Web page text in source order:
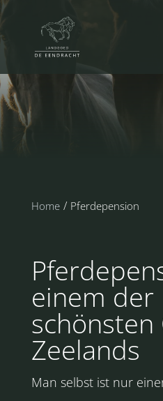
Home Pferdepension
einem der
schönsten
Zeelands
Man selbst ist nur